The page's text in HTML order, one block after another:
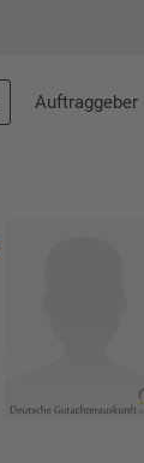
Auftraggeber